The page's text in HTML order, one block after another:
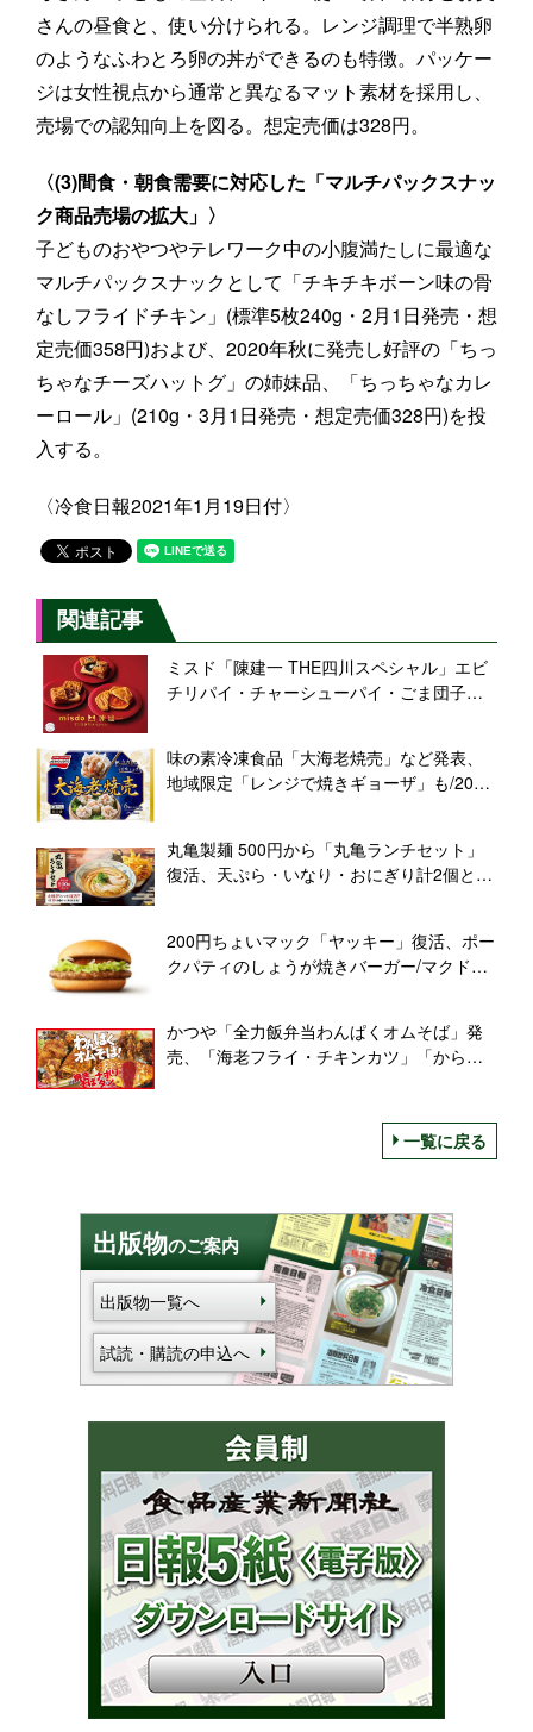
さんの昼食と、使い分けられる。レンジ調理で半熟卵
のようなふわとろ卵の丼ができるのも特徴。パッケー
ジは女性視点から通常と異なるマット素材を採用し、
売場での認知向上を図る。想定売価は328円。
〈(3)間食・朝食需要に対応した「マルチパックスナッ
ク商品売場の拡大」〉
子どものおやつやテレワーク中の小腹満たしに最適な
マルチパックスナックとして「チキチキボーン味の骨
なしフライドチキン」(標準5枚240g・2月1日発売・想
定売価358円)および、2020年秋に発売し好評の「ちっ
ちゃなチーズハットグ」の姉妹品、「ちっちゃなカレ
ーロール」(210g・3月1日発売・想定売価328円)を投
入する。
〈冷食日報2021年1月19日付〉
関連記事
ミスド「陳建一 THE四川スペシャル」エビ
チリパイ・チャーシューパイ・ごま団子風
味の素冷凍食品「大海老焼売」など発表、
地域限定「レンジで焼きギョーザ」も/2021
丸亀製麺 500円から「丸亀ランチセット」
復活、天ぷら・いなり・おにぎり計2個とう
200円ちょいマック「ヤッキー」復活、ポー
クパティのしょうが焼きバーガー/マクドナ
かつや「全力飯弁当わんぱくオムそば」発
売、「海老フライ・チキンカツ」「から揚
一覧に戻る
出版物のご案内
出版物一覧へ
試読・購読の申込へ